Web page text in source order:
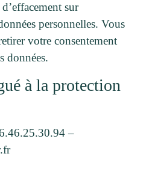
sur
personnelles. Vous
votre consentement
données.
à la protection
–